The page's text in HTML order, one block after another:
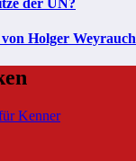
Holger Weyrauch
Kenner